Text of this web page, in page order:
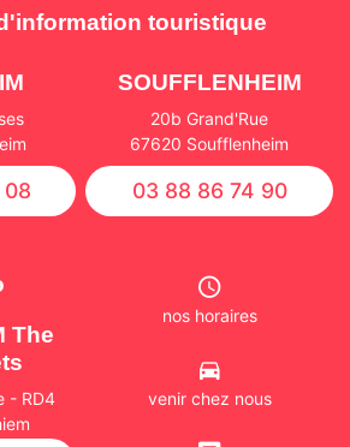
touristique
SOUFFLENHEIM
20b Grand'Rue
67620 Soufflenheim
03 88 86 74 90
The
- RD4
nos horaires
venir chez nous